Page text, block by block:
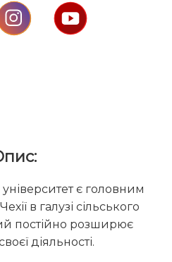
є головним
в галузі сільського
постійно розширює
діяльності.